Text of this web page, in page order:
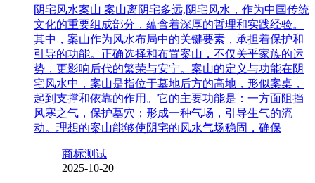
阴宅风水案山 案山离阴宅多远,阴宅风水，作为中国传统
文化的重要组成部分，蕴含着深厚的哲理和实践经验。
其中，案山作为风水布局中的关键要素，承担着保护和
引导的功能。正确选择和布置案山，不仅关乎家族的运
势，更影响后代的繁荣与安宁。案山的定义与功能在阴
宅风水中，案山是指位于墓地后方的高地，形似案桌，
起到支撑和依靠的作用。它的主要功能是：一方面阻挡
风寒之气，保护墓穴；形成一种气场，引导生气的流
动。理想的案山能够使阴宅的风水气场稳固，确保
商标测试
2025-10-20